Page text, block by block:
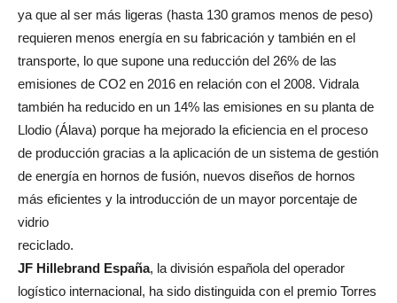
ya que al ser más ligeras (hasta 130 gramos menos de peso)
requieren menos energía en su fabricación y también en el
transporte, lo que supone una reducción del 26% de las
emisiones de CO2 en 2016 en relación con el 2008. Vidrala
también ha reducido en un 14% las emisiones en su planta de
Llodio (Álava) porque ha mejorado la eficiencia en el proceso
de producción gracias a la aplicación de un sistema de gestión
de energía en hornos de fusión, nuevos diseños de hornos
más eficientes y la introducción de un mayor porcentaje de
vidrio
reciclado.
JF Hillebrand España, la división española del operador
logístico internacional, ha sido distinguida con el premio Torres